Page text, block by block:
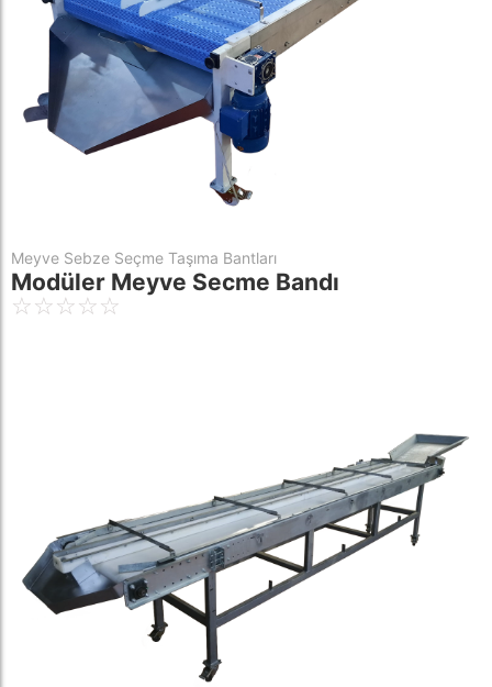
Meyve Sebze Seçme Taşıma Bantları
Modüler Meyve Secme Bandı
☆☆☆☆☆